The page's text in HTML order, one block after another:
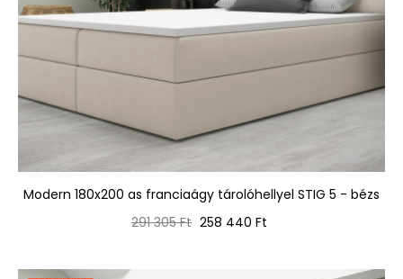
Modern 180x200 as franciaágy tárolóhellyel STIG 5 - bézs
Normál
291 305 Ft Ár
258 440 Ft